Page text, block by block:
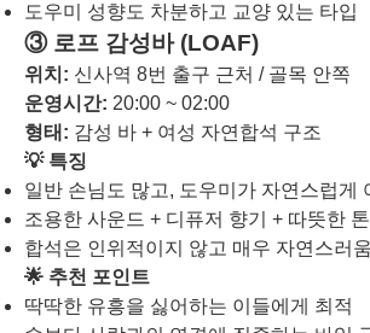
도우미 성향도 차분하고 교양 있는 타입
③ 로프 감성바 (LOAF)
위치: 신사역 8번 출구 근처 / 골목 안쪽
운영시간: 20:00 ~ 02:00
형태: 감성 바 + 여성 자연합석 구조
💡 특징
일반 손님도 많고, 도우미가 자연스럽게
조용한 사운드 + 디퓨저 향기 + 따뜻한
합석은 인위적이지 않고 매우 자연스러움
🌟 추천 포인트
딱딱한 유흥을 싫어하는 이들에게 최적